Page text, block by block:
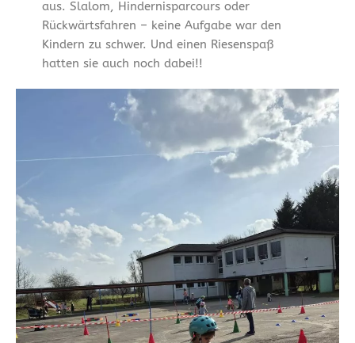
aus. Slalom, Hindernisparcours oder
Rückwärtsfahren – keine Aufgabe war den
Kindern zu schwer. Und einen Riesenspaß
hatten sie auch noch dabei!!